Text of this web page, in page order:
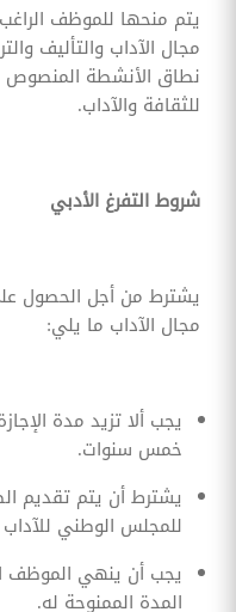
يتم منحها للموظف
مجال الآداب والتأليف
نطاق الأنشطة
للثقافة والآداب.
شروط التفرغ الأدبي
يشترط من أجل الحصول
مجال الآداب ما يلي:
يجب ألا تزيد مدة
خمس سنوات.
يشترط أن يتم تقديم
للمجلس الوطني للآداب
يجب أن ينهي الموظف
المدة الممنوحة له.